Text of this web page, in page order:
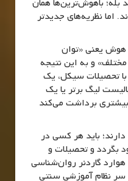
باهوش‌ترین‌ها همان
اما نظریه‌های جدیدتر
هوش یعنی «توان
و به این نتیجه
تحصیلات سیکل، یک
لیگ برتر یا یک
برداشت می‌کند
باید هر کسی در
و تحصیلات و
گاردنر روان‌شناسی
سر نظام آموزشی سنتی